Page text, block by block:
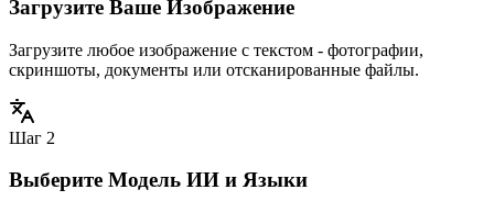
Загрузите Ваше Изображение
Загрузите любое изображение с текстом - фотографии,
скриншоты, документы или отсканированные файлы.
Шаг 2
Выберите Модель ИИ и Языки